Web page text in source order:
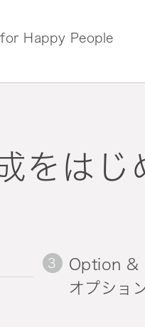
Happy People
をはじ
Option &
オプショ